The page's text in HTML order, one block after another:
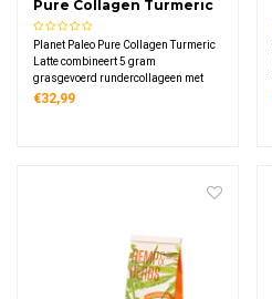
Pure Collagen Turmeric
Latte
Planet Paleo Pure Collagen Turmeric
Latte combineert 5 gram
grasgevoerd rundercollageen met
biologische kurkuma en
€32,99